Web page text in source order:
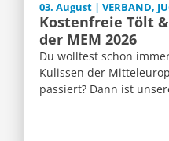
03. August | VERBAND,
Kostenfreie Tölt
der MEM 2026
Du wolltest schon
Kulissen der
passiert? Dann ist